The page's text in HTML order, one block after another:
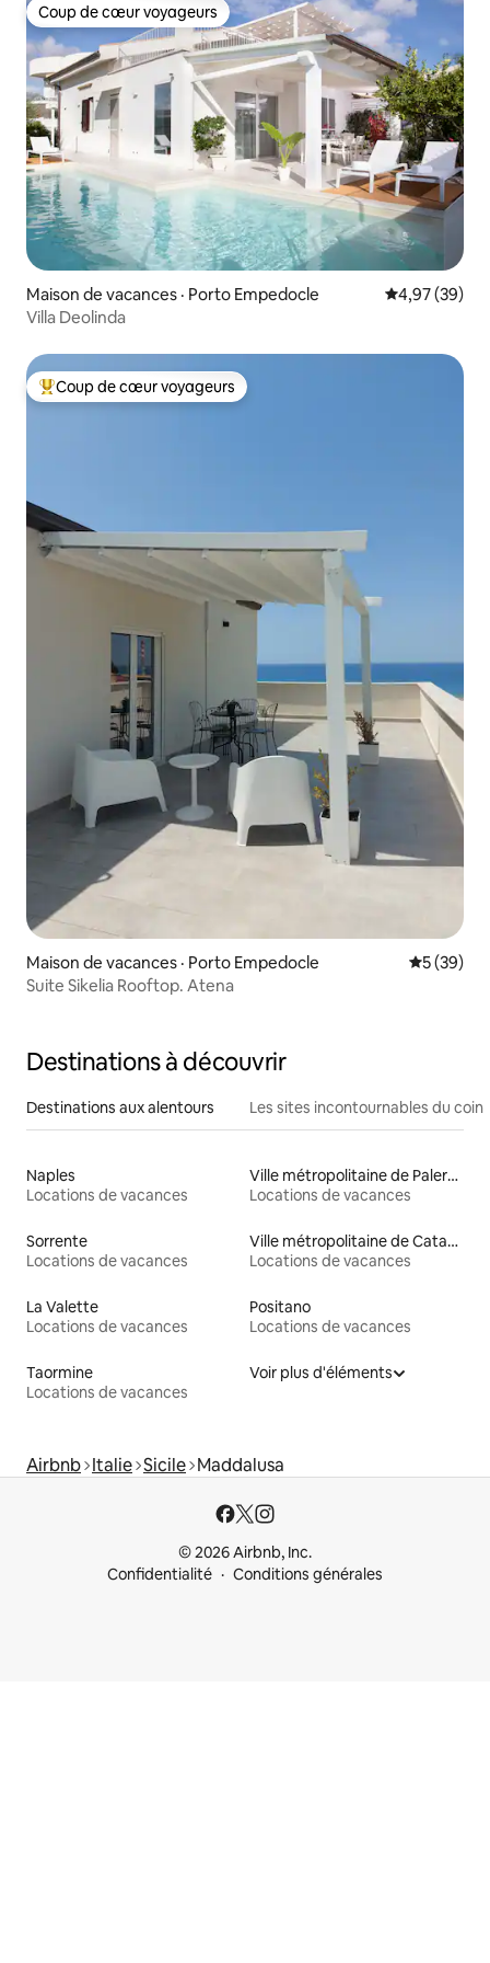
Coup de cœur voyageurs
Coup de cœur voyageurs
Maison de vacances · Porto Empedocle Note
4,97 (39)
Villa Deolinda
Coup de cœur voyageurs parmi les plus aimés
Coup de cœur voyageurs
Maison de vacances · Porto Empedocle Note
5 (39)
Suite Sikelia Rooftop. Atena
Destinations à découvrir
Destinations aux alentours Les sites incontournables du coin
Naples
Locations de vacances
Ville métropolitaine de Palerme
Locations de vacances
Sorrente
Locations de vacances
Ville métropolitaine de Catane
Locations de vacances
La Valette
Locations de vacances
Positano
Locations de vacances
Taormine
Locations de vacances
Voir plus d'éléments
Airbnb Italie Sicile Maddalusa
© 2026 Airbnb, Inc.
Confidentialité
Conditions générales